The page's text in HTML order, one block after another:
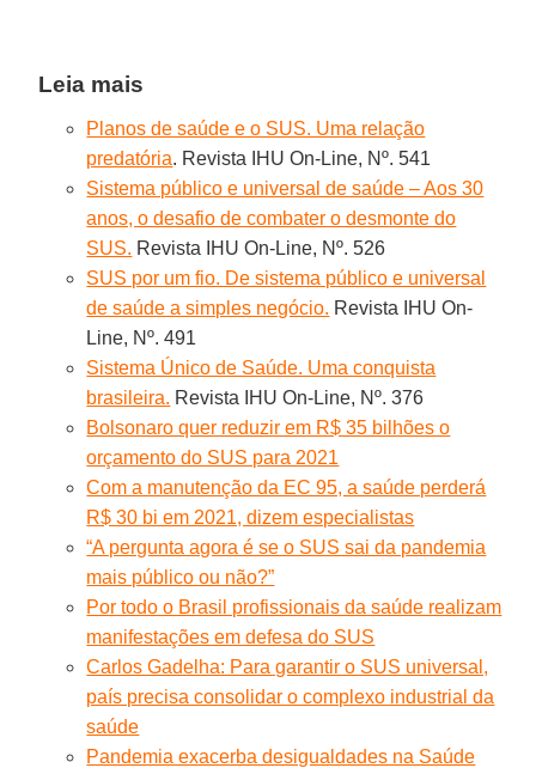
Leia mais
Planos de saúde e o SUS. Uma relação
predatória. Revista IHU On-Line, Nº. 541
Sistema público e universal de saúde – Aos 30
anos, o desafio de combater o desmonte do
SUS. Revista IHU On-Line, Nº. 526
SUS por um fio. De sistema público e universal
de saúde a simples negócio. Revista IHU On-
Line, Nº. 491
Sistema Único de Saúde. Uma conquista
brasileira. Revista IHU On-Line, Nº. 376
Bolsonaro quer reduzir em R$ 35 bilhões o
orçamento do SUS para 2021
Com a manutenção da EC 95, a saúde perderá
R$ 30 bi em 2021, dizem especialistas
“A pergunta agora é se o SUS sai da pandemia
mais público ou não?”
Por todo o Brasil profissionais da saúde realizam
manifestações em defesa do SUS
Carlos Gadelha: Para garantir o SUS universal,
país precisa consolidar o complexo industrial da
saúde
Pandemia exacerba desigualdades na Saúde